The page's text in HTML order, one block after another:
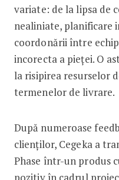
variate: de la lipsa de
nealiniate, planificare
coordonării între
incorecta a pieței. O
la risipirea resurselor
termenelor de livrare.
După numeroase
clienților, Cegeka a
Phase într-un produs
pozitiv în cadrul